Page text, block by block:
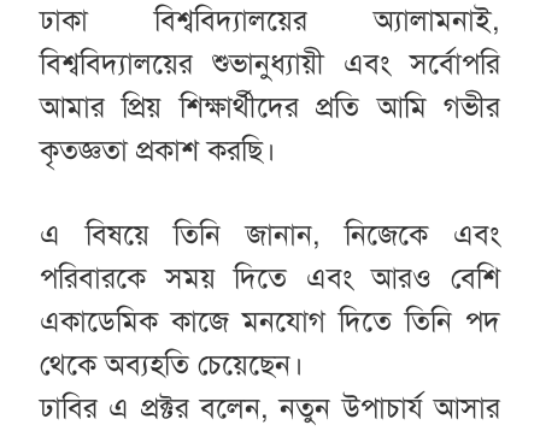
ঢাকা বিশ্ববিদ্যালয়ের অ্যালামনাই,
বিশ্ববিদ্যালয়ের শুভানুধ্যায়ী এবং সর্বোপরি
আমার প্রিয় শিক্ষার্থীদের প্রতি আমি গভীর
কৃতজ্ঞতা প্রকাশ করছি।
এ বিষয়ে তিনি জানান, নিজেকে এবং
পরিবারকে সময় দিতে এবং আরও বেশি
একাডেমিক কাজে মনযোগ দিতে তিনি পদ
থেকে অব্যহতি চেয়েছেন।
ঢাবির এ প্রক্টর বলেন, নতুন উপাচার্য আসার